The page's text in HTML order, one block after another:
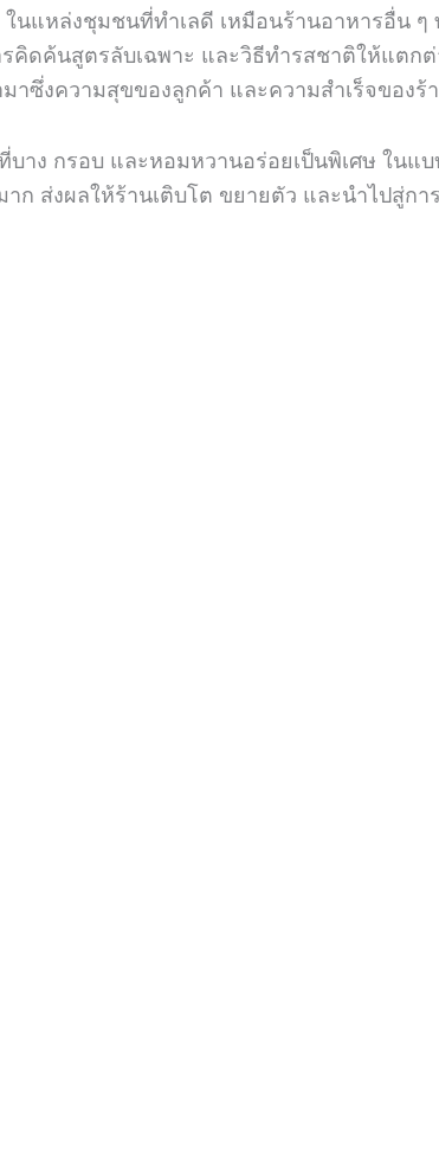
ในแหล่งชุมชนที่ทำเลดี เหมือนร้านอาหารอื่น
คิดค้นสูตรลับเฉพาะ และวิธีทำรสชาติให้แตกต่
ซึ่งความสุขของลูกค้า และความสำเร็จของร้
บาง กรอบ และหอมหวานอร่อยเป็นพิเศษ ในแ
ก ส่งผลให้ร้านเติบโต ขยายตัว และนำไปสู่ก